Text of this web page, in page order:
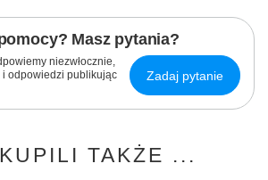
Masz pytania?
niezwłocznie,
odpowiedzi publikując
Zadaj pytanie
TAKŻE ...